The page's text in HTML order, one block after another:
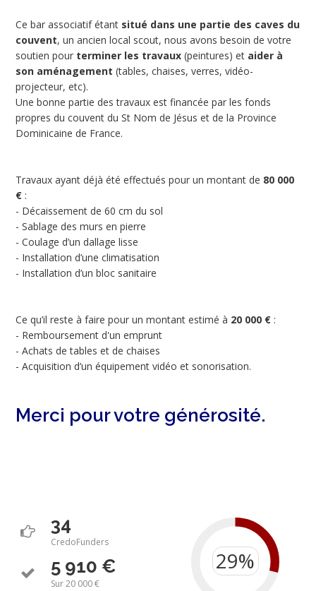
Ce bar associatif étant situé dans une partie des caves du
couvent, un ancien local scout, nous avons besoin de votre
soutien pour terminer les travaux (peintures) et aider à
son aménagement (tables, chaises, verres, vidéo-
projecteur, etc).
Une bonne partie des travaux est financée par les fonds
propres du couvent du St Nom de Jésus et de la Province
Dominicaine de France.
Travaux ayant déjà été effectués pour un montant de 80 000
€ :
- Décaissement de 60 cm du sol
- Sablage des murs en pierre
- Coulage d’un dallage lisse
- Installation d’une climatisation
- Installation d’un bloc sanitaire
Ce qu’il reste à faire pour un montant estimé à 20 000 € :
- Remboursement d'un emprunt
- Achats de tables et de chaises
- Acquisition d’un équipement vidéo et sonorisation.
Merci pour votre générosité.
34
CredoFunders
5 910 €
Sur 20 000 €